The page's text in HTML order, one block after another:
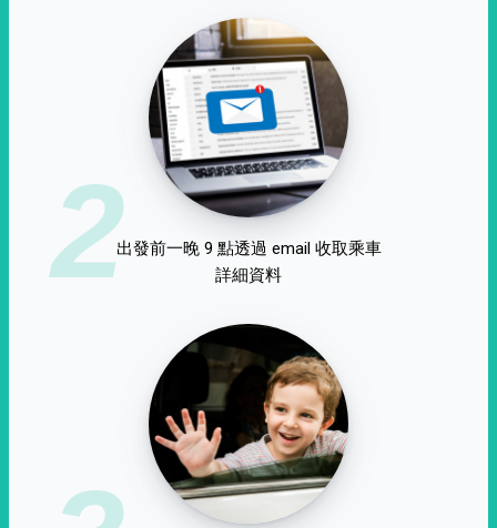
2出發前一晚 9 點透過 email 收取乘車
詳細資料